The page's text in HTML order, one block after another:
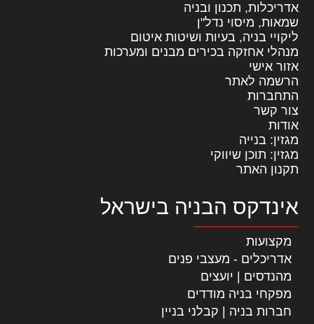
אדריכלות, תכנון ובניה
שמאות, מיסוי נדל"ן
ליקויי בניה, בעיות ושיטות איטום
מנהלי אחזקה בכירים מבנים ומערכות
אזור אישי
הרשמה לאתר
התחברות
צור קשר
אודות
מגזין: בנייה
מגזין: תוכן שיווקי
תקנון האתר
אינדקס הבניה בישראל
מקצועות
אדריכלים - מעצבי פנים
מהנדסים | יועצים
מפקחי בניה מודדים
חברות בניה | קבלני בניין